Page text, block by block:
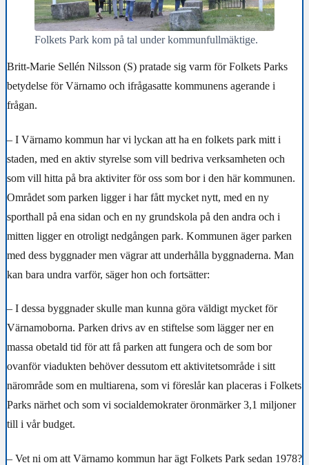
Folkets Park kom på tal under kommunfullmäktige.
Britt-Marie Sellén Nilsson (S) pratade sig varm för Folkets Parks
betydelse för Värnamo och ifrågasatte kommunens agerande i
frågan.
– I Värnamo kommun har vi lyckan att ha en folkets park mitt i
staden, med en aktiv styrelse som vill bedriva verksamheten och
som vill hitta på bra aktiviter för oss som bor i den här kommunen.
Området som parken ligger i har fått mycket nytt, med en ny
sporthall på ena sidan och en ny grundskola på den andra och i
mitten ligger en otroligt nedgången park. Kommunen äger parken
med dess byggnader men vägrar att underhålla byggnaderna. Man
kan bara undra varför, säger hon och fortsätter:
– I dessa byggnader skulle man kunna göra väldigt mycket för
Värnamoborna. Parken drivs av en stiftelse som lägger ner en
massa obetald tid för att få parken att fungera och de som bor
ovanför viadukten behöver dessutom ett aktivitetsområde i sitt
närområde som en multiarena, som vi föreslår kan placeras i Folkets
Parks närhet och som vi socialdemokrater öronmärker 3,1 miljoner
till i vår budget.
– Vet ni om att Värnamo kommun har ägt Folkets Park sedan 1978?